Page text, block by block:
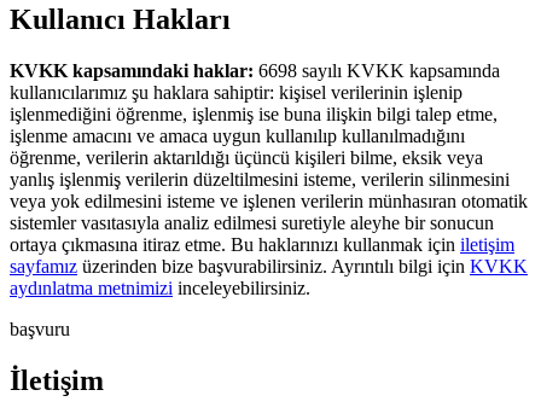
Kullanıcı Hakları
KVKK kapsamındaki haklar: 6698 sayılı KVKK kapsamında
kullanıcılarımız şu haklara sahiptir: kişisel verilerinin işlenip
işlenmediğini öğrenme, işlenmiş ise buna ilişkin bilgi talep etme,
işlenme amacını ve amaca uygun kullanılıp kullanılmadığını
öğrenme, verilerin aktarıldığı üçüncü kişileri bilme, eksik veya
yanlış işlenmiş verilerin düzeltilmesini isteme, verilerin silinmesini
veya yok edilmesini isteme ve işlenen verilerin münhasıran otomatik
sistemler vasıtasıyla analiz edilmesi suretiyle aleyhe bir sonucun
ortaya çıkmasına itiraz etme. Bu haklarınızı kullanmak için iletişim
sayfamız üzerinden bize başvurabilirsiniz. Ayrıntılı bilgi için KVKK
aydınlatma metnimizi inceleyebilirsiniz.
başvuru
İletişim